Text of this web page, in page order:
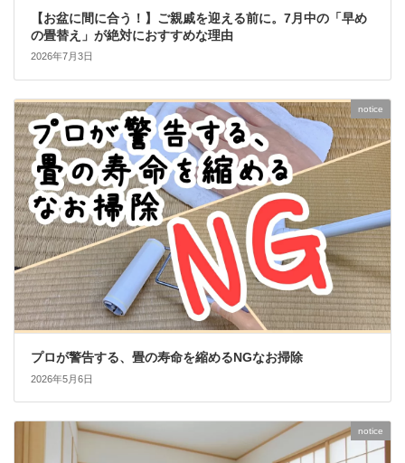
【お盆に間に合う！】ご親戚を迎える前に。7月中の「早め
の畳替え」が絶対におすすめな理由
2026年7月3日
notice
プロが警告する、畳の寿命を縮めるNGなお掃除
2026年5月6日
notice